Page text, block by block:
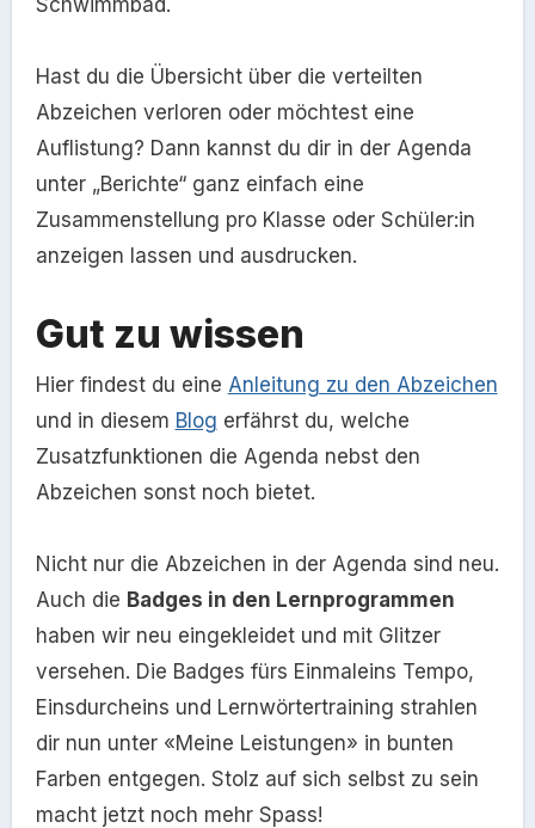
Schwimmbad.
Hast du die Übersicht über die verteilten
Abzeichen verloren oder möchtest eine
Auflistung? Dann kannst du dir in der Agenda
unter „Berichte“ ganz einfach eine
Zusammenstellung pro Klasse oder Schüler:in
anzeigen lassen und ausdrucken.
Gut zu wissen
Hier findest du eine Anleitung zu den Abzeichen
und in diesem Blog erfährst du, welche
Zusatzfunktionen die Agenda nebst den
Abzeichen sonst noch bietet.
Nicht nur die Abzeichen in der Agenda sind neu.
Auch die Badges in den Lernprogrammen
haben wir neu eingekleidet und mit Glitzer
versehen. Die Badges fürs Einmaleins Tempo,
Einsdurcheins und Lernwörtertraining strahlen
dir nun unter «Meine Leistungen» in bunten
Farben entgegen. Stolz auf sich selbst zu sein
macht jetzt noch mehr Spass!